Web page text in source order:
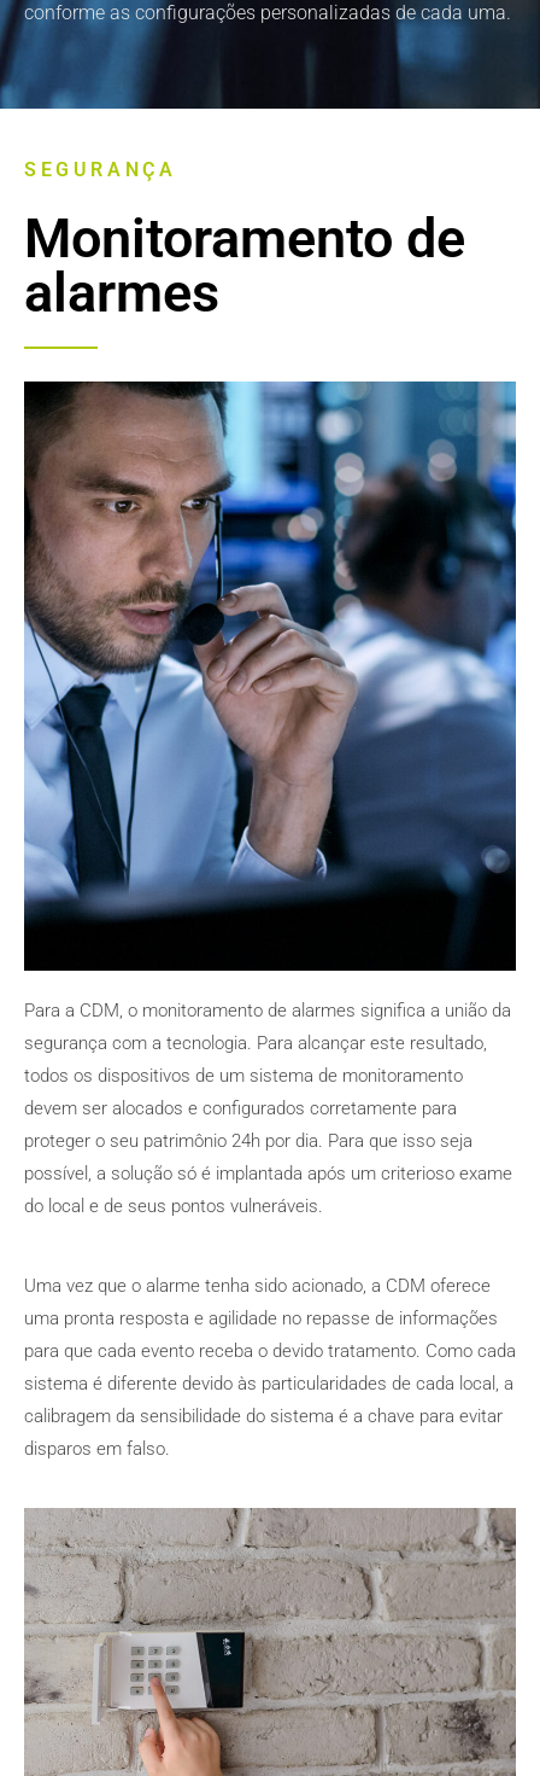
conforme as configurações personalizadas de cada uma.
SEGURANÇA
Monitoramento de
alarmes
Para a CDM, o monitoramento de alarmes significa a união da
segurança com a tecnologia. Para alcançar este resultado,
todos os dispositivos de um sistema de monitoramento
devem ser alocados e configurados corretamente para
proteger o seu patrimônio 24h por dia. Para que isso seja
possível, a solução só é implantada após um criterioso exame
do local e de seus pontos vulneráveis.
Uma vez que o alarme tenha sido acionado, a CDM oferece
uma pronta resposta e agilidade no repasse de informações
para que cada evento receba o devido tratamento. Como cada
sistema é diferente devido às particularidades de cada local, a
calibragem da sensibilidade do sistema é a chave para evitar
disparos em falso.